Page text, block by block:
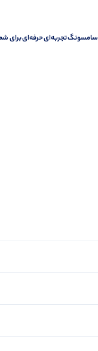
سامسونگ تجربه‌ای حرفه‌ای برای